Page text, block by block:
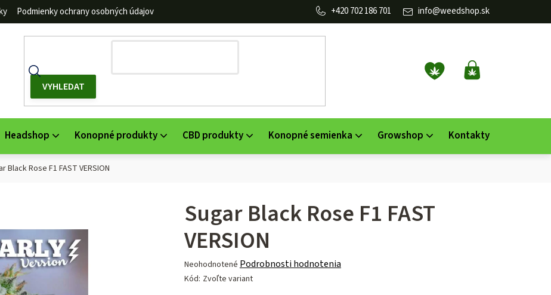
Podmienky ochrany osobných údajov info@weedshop.sk
702 186 701
NÁKUPNÝ
KOŠÍK
Headshop Konopné produkty CBD produkty Konopné semienka Growshop Kontakty
Black Rose F1 FAST VERSION
Sugar Black Rose F1 FAST
VERSION
Priemerné
hodnotenie
Neohodnotené Podrobnosti hodnotenia
Kód: Zvoľte variant